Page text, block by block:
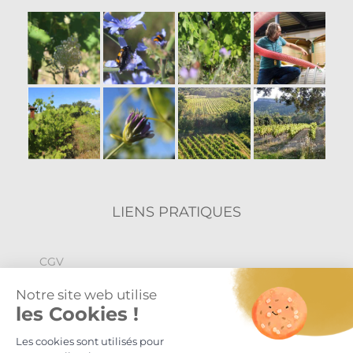
LIENS PRATIQUES
CGV
Politique de confidentialité